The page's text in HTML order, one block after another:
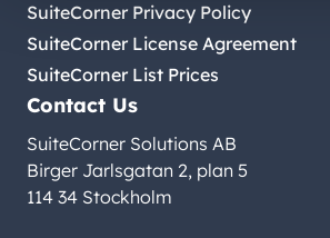
SuiteCorner Privacy Policy
SuiteCorner License Agreement
SuiteCorner List Prices
Contact Us
SuiteCorner Solutions AB
Birger Jarlsgatan 2, plan 5
114 34 Stockholm